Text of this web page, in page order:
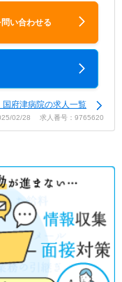
い合わせる
府津病院の求人一覧
02/28 求人番号：9765620